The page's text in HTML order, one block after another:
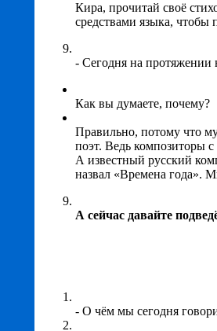
Кира, прочитай своё
средствами языка, чтобы
- Сегодня на протяжении
Как вы думаете, почему?
Правильно, потому что
поэт. Ведь композиторы с
А известный русский
назвал «Времена года».
А сейчас давайте
- О чём мы сегодня